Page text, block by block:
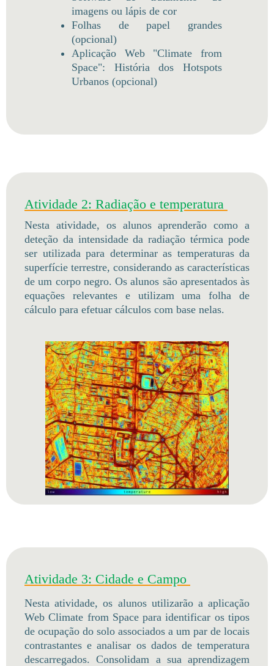
imagens ou lápis de cor
Folhas de papel grandes
(opcional)
Aplicação Web "Climate from
Space": História dos Hotspots
Urbanos (opcional)
Atividade 2: Radiação e temperatura
Nesta atividade, os alunos aprenderão como a
deteção da intensidade da radiação térmica pode
ser utilizada para determinar as temperaturas da
superfície terrestre, considerando as características
de um corpo negro. Os alunos são apresentados às
equações relevantes e utilizam uma folha de
cálculo para efetuar cálculos com base nelas.
Atividade 3: Cidade e Campo
Nesta atividade, os alunos utilizarão a aplicação
Web Climate from Space para identificar os tipos
de ocupação do solo associados a um par de locais
contrastantes e analisar os dados de temperatura
descarregados. Consolidam a sua aprendizagem